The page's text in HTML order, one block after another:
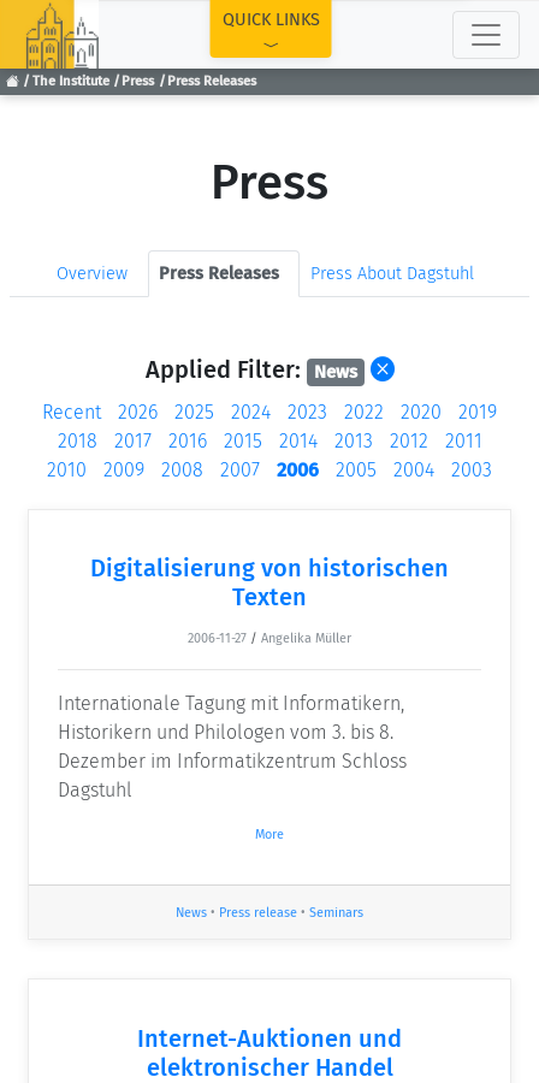
The Institute Press Press Releases
QUICK LINKS
Press
Overview Press Releases Press About Dagstuhl
Applied Filter: News
Recent 2026 2025 2024 2023 2022 2020
2019
2018
2017 2016 2015 2014 2013 2012
2011
2010
2009 2008 2007 2006 2005 2004 2003
Digitalisierung von historischen
Texten
2006-11-27 / Angelika Müller
Internationale Tagung mit Informatikern,
Historikern und Philologen vom 3. bis 8.
Dezember im Informatikzentrum Schloss
Dagstuhl
More
News • Press release • Seminars
Internet-Auktionen und
elektronischer Handel